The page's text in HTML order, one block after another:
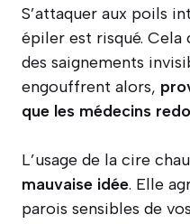
S’attaquer aux poils
épiler est risqué.
des saignements
engouffrent alors,
que les médecins
L’usage de la cire
mauvaise idée. Elle
parois sensibles de